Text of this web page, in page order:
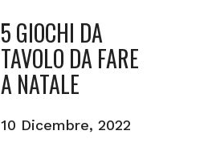
5 GIOCHI DA
TAVOLO DA FARE
A NATALE
10 Dicembre, 2022